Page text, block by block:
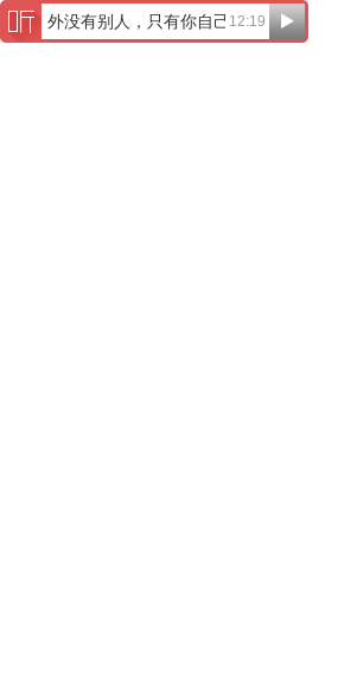
门外没有别人，只有你自己12:19